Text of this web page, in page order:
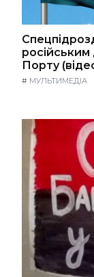
російським
Порту
# МУЛЬТИМЕДІА